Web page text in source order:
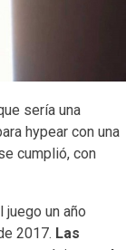
sería una
hypear con una
cumplió, con
juego un año
2017. Las